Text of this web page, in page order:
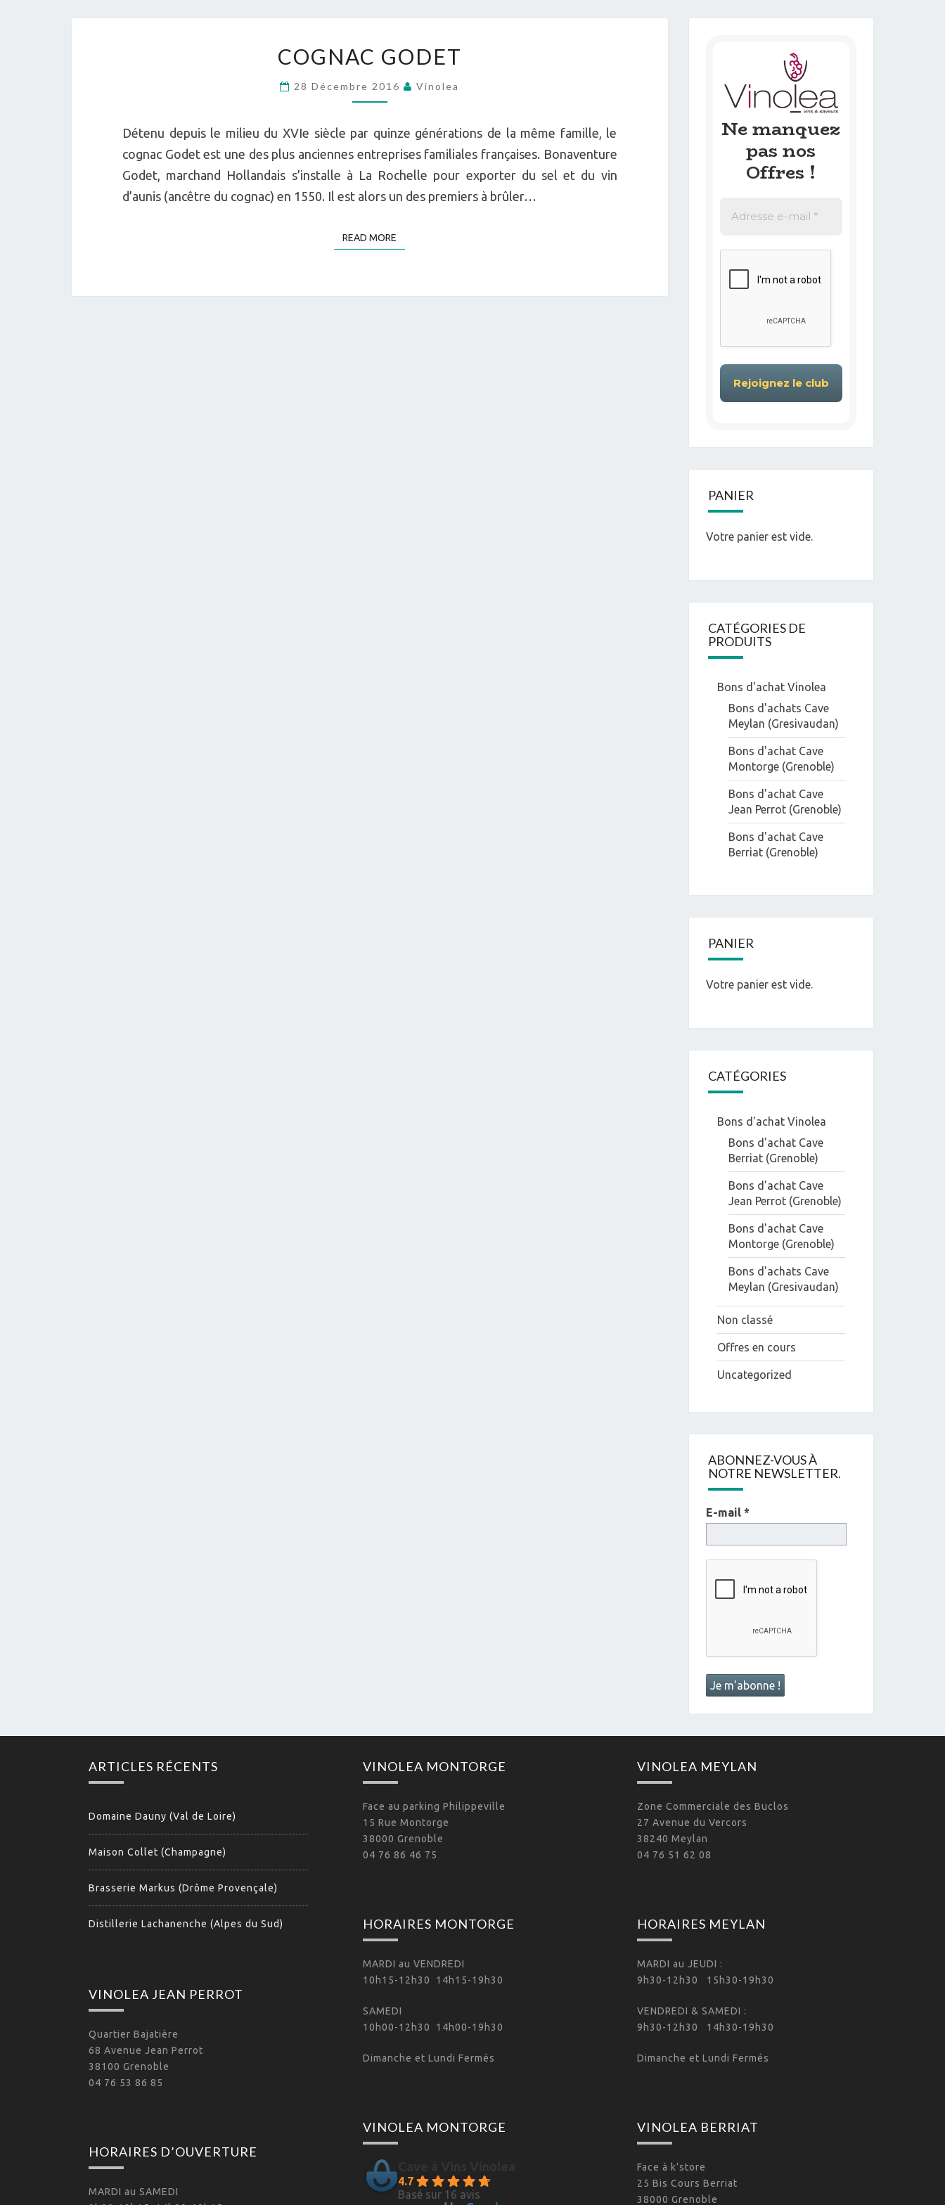
GODET
COGNAC GODET
28 Décembre 2016 Vinolea
Détenu depuis le milieu du XVIe siècle par quinze générations de la même famille, le
cognac Godet est une des plus anciennes entreprises familiales françaises. Bonaventure
Godet, marchand Hollandais s’installe à La Rochelle pour exporter du sel et du vin
d’aunis (ancêtre du cognac) en 1550. Il est alors un des premiers à brûler…
READ MORE
Ne manquez
pas nos
Offres !
PANIER
Votre panier est vide.
CATÉGORIES DE
PRODUITS
Bons d'achat Vinolea
Bons d'achats Cave
Meylan (Gresivaudan)
Bons d'achat Cave
Montorge (Grenoble)
Bons d'achat Cave
Jean Perrot (Grenoble)
Bons d'achat Cave
Berriat (Grenoble)
PANIER
Votre panier est vide.
CATÉGORIES
Bons d'achat Vinolea
Bons d'achat Cave
Berriat (Grenoble)
Bons d'achat Cave
Jean Perrot (Grenoble)
Bons d'achat Cave
Montorge (Grenoble)
Bons d'achats Cave
Meylan (Gresivaudan)
Non classé
Offres en cours
Uncategorized
ABONNEZ-VOUS À
NOTRE NEWSLETTER.
E-mail *
ARTICLES RÉCENTS
Domaine Dauny (Val de Loire)
Maison Collet (Champagne)
Brasserie Markus (Drôme Provençale)
Distillerie Lachanenche (Alpes du Sud)
VINOLEA JEAN PERROT
Quartier Bajatière
68 Avenue Jean Perrot
38100 Grenoble
04 76 53 86 85
HORAIRES D’OUVERTURE
MARDI au SAMEDI
VINOLEA MONTORGE
Face au parking Philippeville
15 Rue Montorge
38000 Grenoble
04 76 86 46 75
HORAIRES MONTORGE
MARDI au VENDREDI
10h15-12h30 14h15-19h30
SAMEDI
10h00-12h30 14h00-19h30
Dimanche et Lundi Fermés
VINOLEA MONTORGE
4.7
Basé sur 16 avis
VINOLEA MEYLAN
Zone Commerciale des Buclos
27 Avenue du Vercors
38240 Meylan
04 76 51 62 08
HORAIRES MEYLAN
MARDI au JEUDI :
9h30-12h30 15h30-19h30
VENDREDI & SAMEDI :
9h30-12h30 14h30-19h30
Dimanche et Lundi Fermés
VINOLEA BERRIAT
Face à k’store
25 Bis Cours Berriat
38000 Grenoble